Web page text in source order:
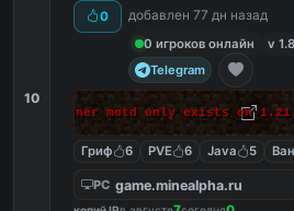
10
0
добавлен 77 дн назад
0 игроков онлайн
v
Telegram
banner motd only exists on
Гриф 6 PVE 6 Java 5
PC game.minealpha.ru